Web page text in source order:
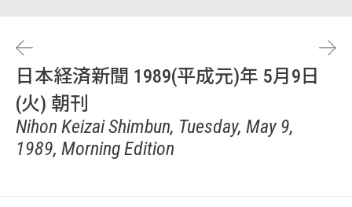
日本経済新聞 1989(平成元)年 5月9日
(火) 朝刊
Nihon Keizai Shimbun, Tuesday, May 9,
1989, Morning Edition